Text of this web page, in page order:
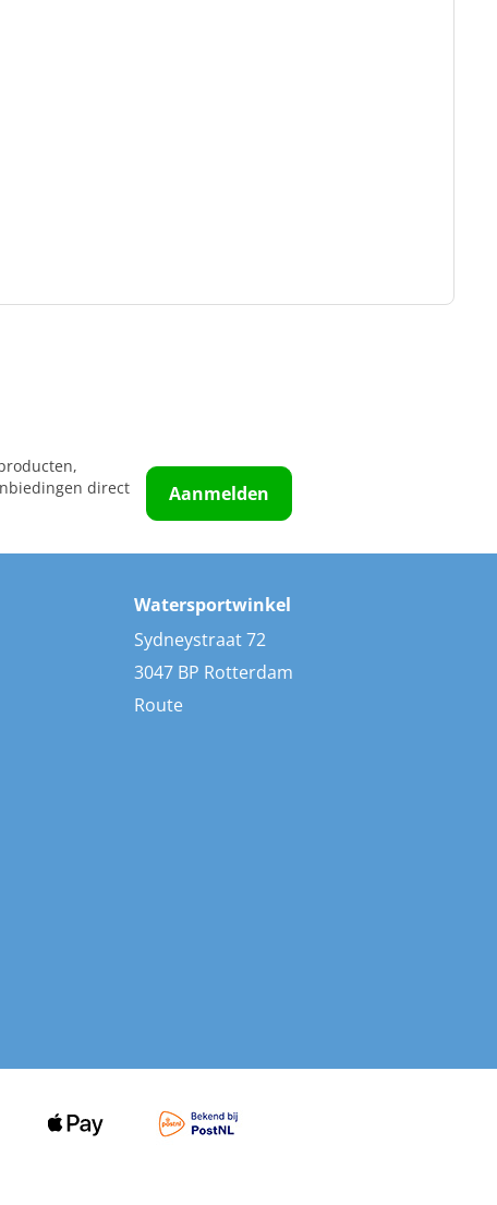
direct
Aanmelden
Watersportwinkel
Sydneystraat 72
3047 BP Rotterdam
Route